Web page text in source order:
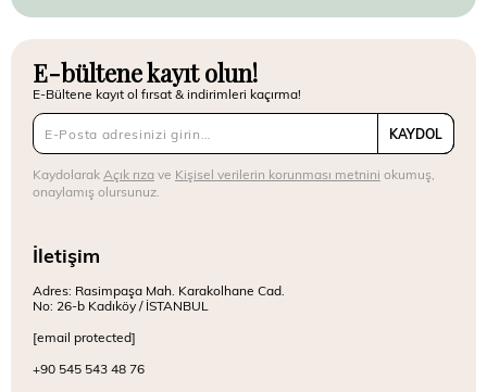
E-bültene kayıt olun!
E-Bültene kayıt ol fırsat & indirimleri kaçırma!
KAYDOL
KaydolarakAçık rızave Kişisel verilerin korunması metnini okumuş,
onaylamış olursunuz.
İletişim
Adres: Rasimpaşa Mah. Karakolhane Cad.
No: 26-b Kadıköy / İSTANBUL
[email protected]
+90 545 543 48 76